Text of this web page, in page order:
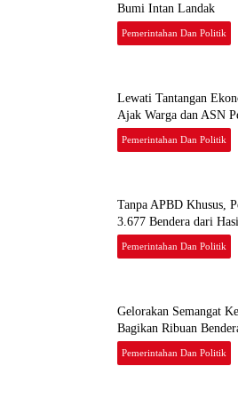
Bumi Intan Landak
Pemerintahan Dan Politik
Lewati Tantangan
Ajak Warga dan ASN
Pemerintahan Dan Politik
Tanpa APBD Khusus,
3.677 Bendera dari
Pemerintahan Dan Politik
Gelorakan Semangat
Bagikan Ribuan
Pemerintahan Dan Politik